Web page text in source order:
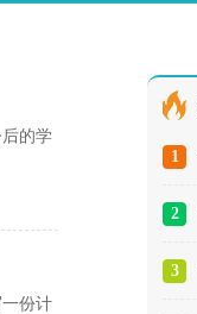
的学
份计
1
2
3